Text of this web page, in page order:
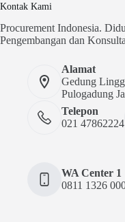
Kontak Kami
Procurement Indonesia.
Pengembangan dan
Alamat
Gedung
Pulogadung
Telepon
021 47862224
WA Center 1
0811 1326